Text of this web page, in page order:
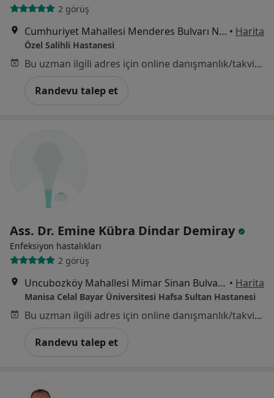
2 görüş
Cumhuriyet Mahallesi Menderes Bulvarı No:48, Manisa • Harita
Özel Salihli Hastanesi
Bu uzman ilgili adres için online danışmanlık/takvim sunmuyor.
Randevu talep et
Ass. Dr. Emine Kübra Dindar Demiray
Enfeksiyon hastalıkları
2 görüş
Uncubozköy Mahallesi Mimar Sinan Bulvarı No:189, Manisa • Harita
Manisa Celal Bayar Üniversitesi Hafsa Sultan Hastanesi
Bu uzman ilgili adres için online danışmanlık/takvim sunmuyor.
Randevu talep et